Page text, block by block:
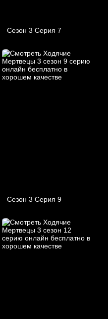
Сезон 3 Серия 7
Сезон 3 Серия 9